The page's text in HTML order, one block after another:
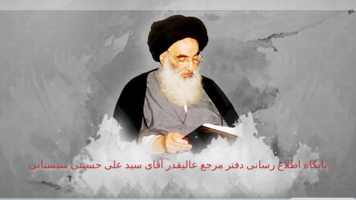
پایگاه اطلاع رسانی دفتر مرجع عالیقدر آقای سید علی حسینی سیستانی